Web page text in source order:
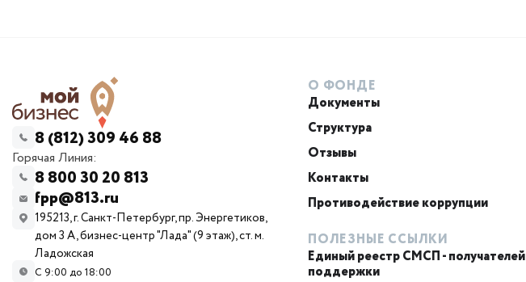
8 (812) 309 46 88
Горячая Линия:
8 800 30 20 813
fpp@813.ru
195213, г. Санкт-Петербург, пр. Энергетиков,
дом 3 А, бизнес-центр "Лада" (9 этаж), ст. м.
Ладожская
С 9:00 до 18:00
О ФОНДЕ
Документы
Структура
Отзывы
Контакты
Противодействие коррупции
ПОЛЕЗНЫЕ ССЫЛКИ
Единый реестр СМСП - получателей
поддержки